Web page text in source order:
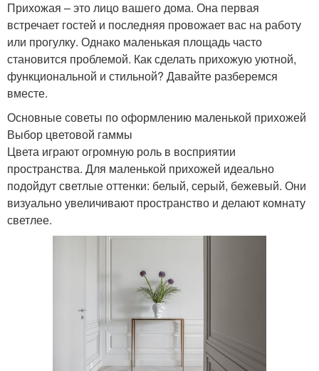
Прихожая – это лицо вашего дома. Она первая
встречает гостей и последняя провожает вас на работу
или прогулку. Однако маленькая площадь часто
становится проблемой. Как сделать прихожую уютной,
функциональной и стильной? Давайте разберемся
вместе.
Основные советы по оформлению маленькой прихожей
Выбор цветовой гаммы
Цвета играют огромную роль в восприятии
пространства. Для маленькой прихожей идеально
подойдут светлые оттенки: белый, серый, бежевый. Они
визуально увеличивают пространство и делают комнату
светлее.